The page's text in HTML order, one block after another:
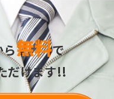
無料で
だけます!!